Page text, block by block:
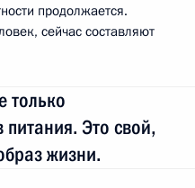
продолжается.
сейчас составляют
только
питания. Это свой,
жизни.